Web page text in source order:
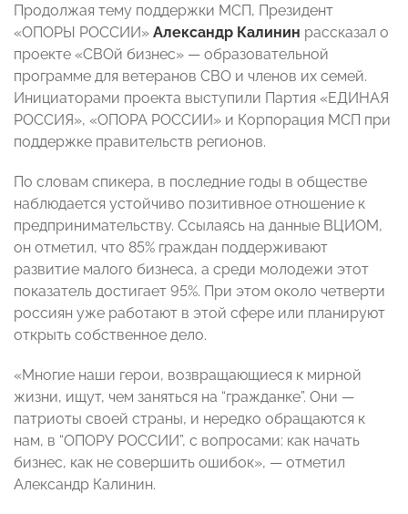
Продолжая тему поддержки МСП, Президент
«ОПОРЫ РОССИИ» Александр Калинин рассказал о
проекте «СВОй бизнес» — образовательной
программе для ветеранов СВО и членов их семей.
Инициаторами проекта выступили Партия «ЕДИНАЯ
РОССИЯ», «ОПОРА РОССИИ» и Корпорация МСП при
поддержке правительств регионов.
По словам спикера, в последние годы в обществе
наблюдается устойчиво позитивное отношение к
предпринимательству. Ссылаясь на данные ВЦИОМ,
он отметил, что 85% граждан поддерживают
развитие малого бизнеса, а среди молодежи этот
показатель достигает 95%. При этом около четверти
россиян уже работают в этой сфере или планируют
открыть собственное дело.
«Многие наши герои, возвращающиеся к мирной
жизни, ищут, чем заняться на “гражданке”. Они —
патриоты своей страны, и нередко обращаются к
нам, в “ОПОРУ РОССИИ”, с вопросами: как начать
бизнес, как не совершить ошибок», — отметил
Александр Калинин.